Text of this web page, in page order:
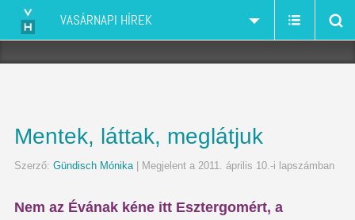
VASÁRNAPI HÍREK
Mentek, láttak, meglátjuk
Szerző: Gündisch Mónika| Megjelent a 2011. április 10.-i lapszámban
Nem az Évának kéne itt Esztergomért, a